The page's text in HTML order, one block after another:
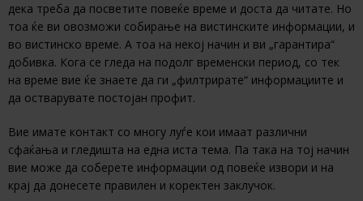
дека треба да посветите повеќе време и доста да читате. Но
тоа ќе ви овозможи собирање на вистинските информации, и
во вистинско време. А тоа на некој начин и ви „гарантира“
добивка. Кога се гледа на подолг временски период, со тек
на време вие ќе знаете да ги „филтрирате“ информациите и
да остварувате постојан профит.
Вие имате контакт со многу луѓе кои имаат различни
сфаќања и гледишта на една иста тема. Па така на тој начин
вие може да соберете информации од повеќе извори и на
крај да донесете правилен и коректен заклучок.